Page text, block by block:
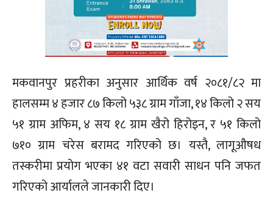
मकवानपुर प्रहरीका अनुसार आर्थिक वर्ष २०८१/८२ मा
हालसम्म ४ हजार ८७ किलो ५३८ ग्राम गाँजा, १४ किलो २ सय
५१ ग्राम अफिम, ४ सय १८ ग्राम खैरो हिरोइन, र ५१ किलो
७१० ग्राम चरेस बरामद गरिएको छ। यस्तै, लागूऔषध
तस्करीमा प्रयोग भएका ४१ वटा सवारी साधन पनि जफत
गरिएको आर्यालले जानकारी दिए।